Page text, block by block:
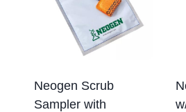
Neogen Scrub
Sampler with